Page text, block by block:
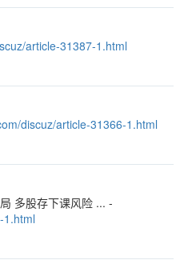
article-31387-1.html
discuz/article-31366-1.html
多股存下课风险 ... -
1.html